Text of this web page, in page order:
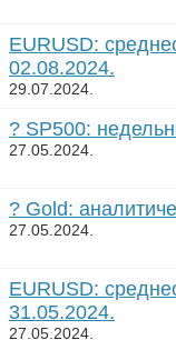
EURUSD:
02.08.2024.
29.07.2024.
? SP500:
27.05.2024.
? Gold:
27.05.2024.
EURUSD:
31.05.2024.
27.05.2024.